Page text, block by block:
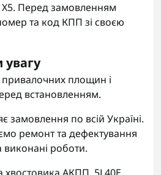
X5. Перед замовленням
та код КПП зі своєю
увагу
привалочних площин і
встановленням.
замовлення по всій Україні.
ремонт та дефектування
роботи.